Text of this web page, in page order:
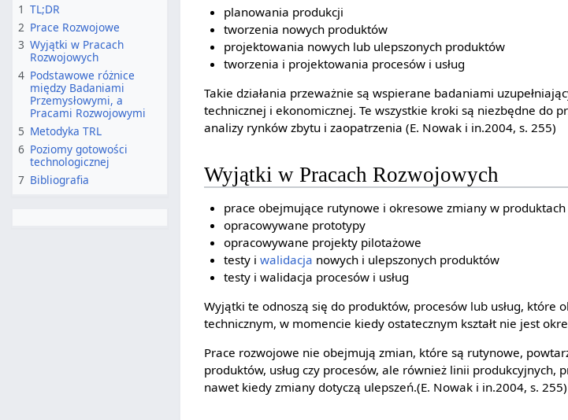
planowania produkcji
tworzenia nowych produktów
projektowania nowych lub ulepszonych produktów
tworzenia i projektowania procesów i usług
Takie działania przeważnie są wspierane badaniami
technicznej i ekonomicznej. Te wszystkie kroki są niezbędne do
analizy rynków zbytu i zaopatrzenia (E. Nowak i in.2004, s. 255)
Wyjątki w Pracach Rozwojowych
prace obejmujące rutynowe i okresowe zmiany w
opracowywane prototypy
opracowywane projekty pilotażowe
testy i walidacja nowych i ulepszonych produktów
testy i walidacja procesów i usług
Wyjątki te odnoszą się do produktów, procesów lub usług, które
technicznym, w momencie kiedy ostatecznym kształt nie jest
Prace rozwojowe nie obejmują zmian, które są rutynowe,
produktów, usług czy procesów, ale również linii produkcyjnych,
nawet kiedy zmiany dotyczą ulepszeń.(E. Nowak i in.2004, s. 255)
1 TL;DR
2 Prace Rozwojowe
3 Wyjątki w Pracach
Rozwojowych
4 Podstawowe różnice
między Badaniami
Przemysłowymi, a
Pracami Rozwojowymi
5 Metodyka TRL
6 Poziomy gotowości
technologicznej
7 Bibliografia